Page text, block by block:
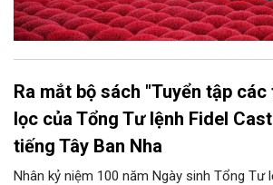
Ra mắt bộ sách "Tuyển tập
lọc của Tổng Tư lệnh Fidel
tiếng Tây Ban Nha
Nhân kỷ niệm 100 năm Ngày sinh Tổng Tư